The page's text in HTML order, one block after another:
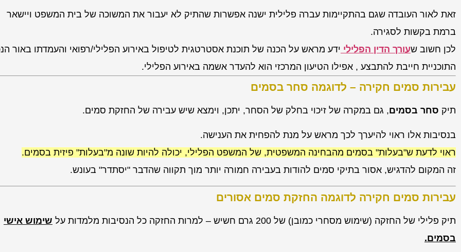
זאת לאור העובדה שגם בהתקיימות עברה פלילית ישנה אפשרות שהתיק לא יעבור את המשוכה של בית המשפט ויישאר
ברמת בקשות לסגירה.
לכן חשוב שעורך הדין הפלילי ידע מראש על הכנה של תוכנת אסטרטגית לטיפול באירוע הפלילי/רפואי והעמדתו באור
התוכניית חייבת להתבצע , אפילו הטיעון המרכזי הוא להעדר אשמה באירוע הפלילי.
עבירות סמים חקירה – לדוגמה סחר בסמים
תיק סחר בסמים, גם במקרה של זיכוי בחלק של הסחר, יתכן, וימצא שיש עבירה של החזקת סמים.
בנסיבות אלו ראוי להיערך לכך מראש על מנת להפחית את הענישה.
ראוי לדעת ש"בעלות" בסמים מהבחינה המשפטית, של המשפט הפלילי, יכולה להיות שונה מ"בעלות" פיזית בסמים.
זה המקום להדגיש, אסור בתיקי סמים להודות בעבירה חמורה יותר מוך תקווה שהדבר "יסתדר" בעונש.
עבירות סמים חקירה לדוגמה החזקת סמים אסורים
תיק פלילי של החזקה (שימוש מסחרי כמובן) של 200 גרם חשיש – למרות החזקה כל הנסיבות מלמדות על
שימוש אישי
בסמים.